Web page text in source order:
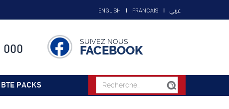
ENGLISH FRANCAIS عربي
000
SUIVEZ NOUS
FACEBOOK
BTE PACKS